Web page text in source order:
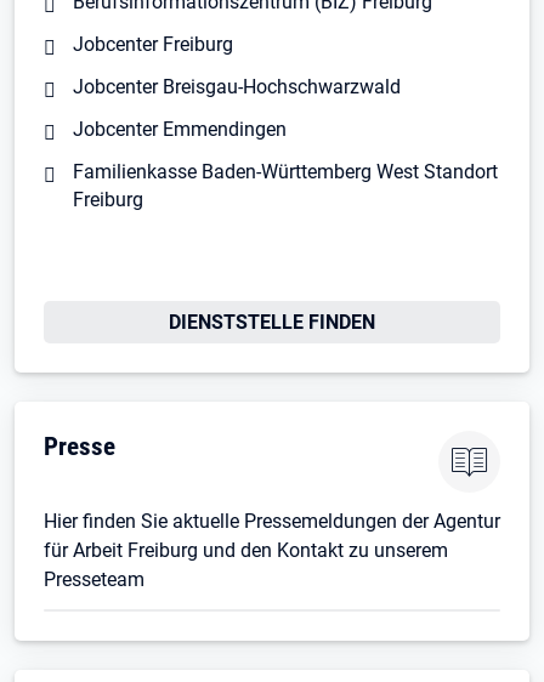
Jobcenter Freiburg
Jobcenter Breisgau-Hochschwarzwald
Jobcenter Emmendingen
Familienkasse Baden-Württemberg West Standort
Freiburg
DIENSTSTELLE FINDEN
Presse
Hier finden Sie aktuelle Pressemeldungen der Agentur
für Arbeit Freiburg und den Kontakt zu unserem
Presseteam